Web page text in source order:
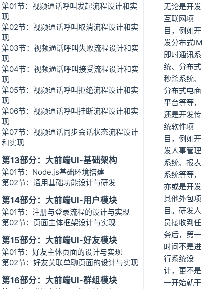
第01节：视频通话呼叫发起流程设计和实
现
第02节：视频通话呼叫取消流程设计和实
现
第03节：视频通话呼叫失败流程设计和实
现
第04节：视频通话呼叫接受流程设计和实
现
第05节：视频通话呼叫拒绝流程设计和实
现
第06节：视频通话呼叫挂断流程设计和实
现
第07节：视频通话同步会话状态流程设计
和实现
第13部分：大前端UI-基础架构
第01节：Node.js基础环境搭建
第02节：通用基础功能设计与研发
第14部分：大前端UI-用户模块
第01节：注册与登录流程的设计与实现
第02节：页面主体框架设计与实现
第15部分：大前端UI-好友模块
第01节：好友主体页面的设计与实现
第02节：好友关联单聊页面的设计与实现
第16部分：大前端UI-群组模块
无论是开发
互联网项
目，例如开
发分布式IM
即时通讯系
统、分布式
秒杀系统、
分布式电商
平台等等，
还是开发传
统软件项
目，例如开
发人事管理
系统、报表
系统等等，
亦或是开发
其他外包项
目。研发人
员接收到任
务后，第一
时间不是进
行系统设
计，更不是
一开始就干